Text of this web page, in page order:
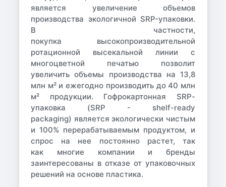
является увеличение объемов
производства экологичной SRP-упаковки.
В частности,
покупка высокопроизводительной
ротационной высекальной линии с
многоцветной печатью позволит
увеличить объемы производства на 13,8
млн м² и ежегодно производить до 40 млн
м² продукции. Гофрокартонная SRP-
упаковка (SRP - shelf-ready
packaging) является экологически чистым
и 100% перерабатываемым продуктом, и
спрос на нее постоянно растет, так
как многие компании и бренды
заинтересованы в отказе от упаковочных
решений на основе пластика.